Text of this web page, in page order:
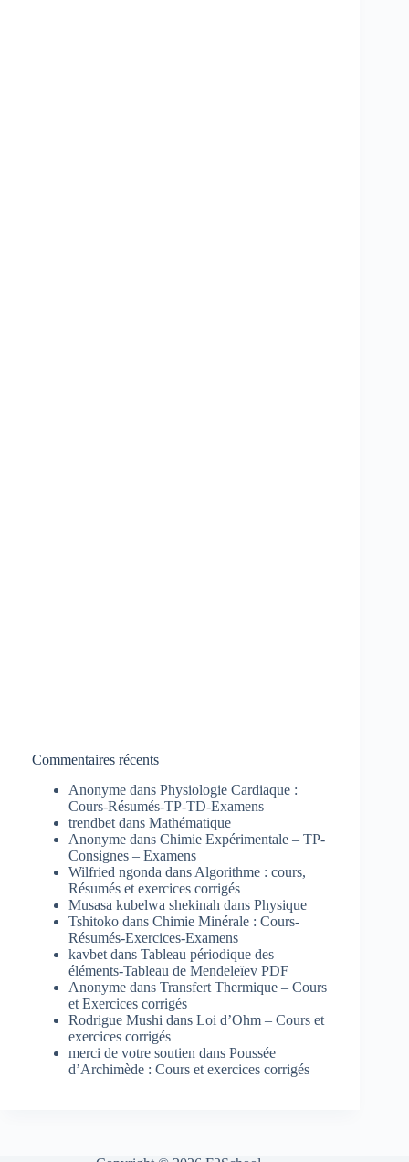
Commentaires récents
Anonyme dans Physiologie Cardiaque :
Cours-Résumés-TP-TD-Examens
trendbet dans Mathématique
Anonyme dans Chimie Expérimentale – TP-
Consignes – Examens
Wilfried ngonda dans Algorithme : cours,
Résumés et exercices corrigés
Musasa kubelwa shekinah dans Physique
Tshitoko dans Chimie Minérale : Cours-
Résumés-Exercices-Examens
kavbet dans Tableau périodique des
éléments-Tableau de Mendeleïev PDF
Anonyme dans Transfert Thermique – Cours
et Exercices corrigés
Rodrigue Mushi dans Loi d’Ohm – Cours et
exercices corrigés
merci de votre soutien dans Poussée
d’Archimède : Cours et exercices corrigés